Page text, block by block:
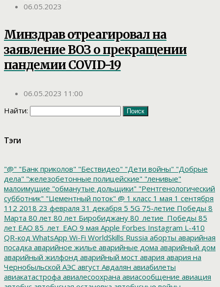
06.05.2023
Минздрав отреагировал на
заявление ВОЗ о прекращении
пандемии COVID-19
06.05.2023 11:00
Найти:
Тэги
"@" "Банк приколов" "Бествидео" "Дети войны" "Добрые
дела" "железобетонные полицейские" "ленивые"
малоимущие "обманутые дольщики" "Рентгенологический
субботник" "Цементный поток" @ 1 класс 1 мая 1 сентября
112 2018 23 февраля 31 декабря 5 5G 75-летие Победы 8
Марта 80 лет 80 лет Биробиджану 80_летие_Победы 85
лет ЕАО 85_лет_ЕАО 9 мая Apple Forbes Instagram L-410
QR-код WhatsApp Wi-Fi WorldSkills Russia аборты аварийная
посадка аварийное жилье аварийные дома аварийный дом
аварийный жилфонд аварийный мост авария авария на
Чернобыльской АЭС август Авдалян авиабилеты
авиакатастрофа авиалесоохрана авиасообщение авиация